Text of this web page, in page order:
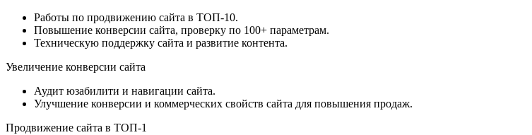
Работы по продвижению сайта в ТОП-10.
Повышение конверсии сайта, проверку по 100+ параметрам.
Техническую поддержку сайта и развитие контента.
Увеличение конверсии сайта
Аудит юзабилити и навигации сайта.
Улучшение конверсии и коммерческих свойств сайта для повышения продаж.
Продвижение сайта в ТОП-1